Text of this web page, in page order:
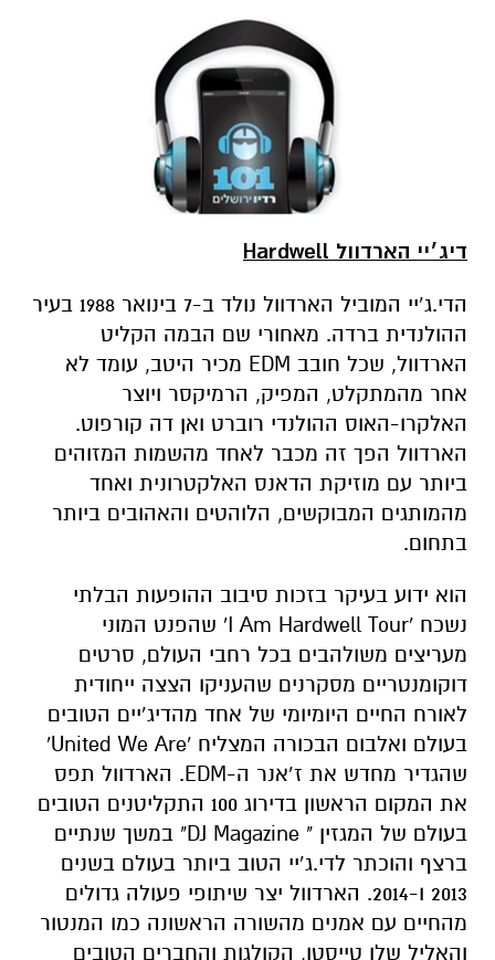
דיג׳יי הארדוול Hardwell
הדי.ג’יי המוביל הארדוול נולד ב-7 בינואר 1988 בעיר
ההולנדית ברדה. מאחורי שם הבמה הקליט
הארדוול, שכל חובב EDM מכיר היטב, עומד לא
אחר מהמתקלט, המפיק, הרמיקסר ויוצר
האלקרו-האוס ההולנדי רוברט ואן דה קורפוט.
הארדוול הפך זה מכבר לאחד מהשמות המזוהים
ביותר עם מוזיקת הדאנס האלקטרונית ואחד
מהמותגים המבוקשים, הלוהטים והאהובים ביותר
בתחום.
הוא ידוע בעיקר בזכות סיבוב ההופעות הבלתי
נשכח 'I Am Hardwell Tour' שהפנט המוני
מעריצים משולהבים בכל רחבי העולם, סרטים
דוקומנטריים מסקרנים שהעניקו הצצה ייחודית
לאורח החיים היומיומי של אחד מהדיג’יים הטובים
בעולם ואלבום הבכורה המצליח 'United We Are'
שהגדיר מחדש את ז’אנר ה-EDM. הארדוול תפס
את המקום הראשון בדירוג 100 התקליטנים הטובים
בעולם של המגזין " DJ Magazine" במשך שנתיים
ברצף והוכתר לדי.ג’יי הטוב ביותר בעולם בשנים
2013 ו-2014. הארדוול יצר שיתופי פעולה גדולים
מהחיים עם אמנים מהשורה הראשונה כמו המנטור
והאליל שלו טייסטו, הקולגות והחברים הטובים